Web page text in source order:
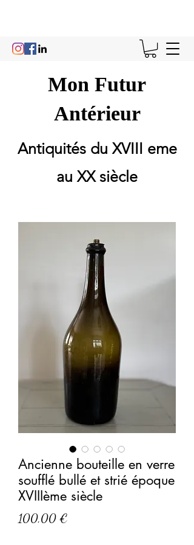
Mon Futur
Antérieur
Antiquités du XVIII eme
au XX siècle
Ancienne bouteille en verre
soufflé bullé et strié époque
XVIIIème siècle
100,00 €